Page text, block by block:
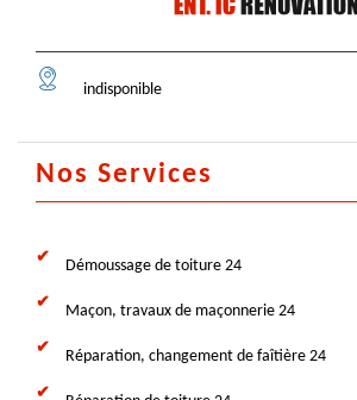
indisponible
Nos Services
Démoussage de toiture 24
Maçon, travaux de maçonnerie 24
Réparation, changement de faîtière 24